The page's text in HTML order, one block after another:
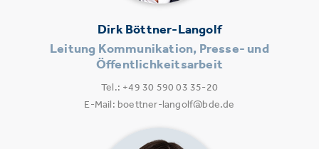
Dirk Böttner-Langolf
Leitung Kommunikation, Presse- und
Öffentlichkeitsarbeit
Tel.: +49 30 590 03 35-20
E-Mail: boettner-langolf@bde.de